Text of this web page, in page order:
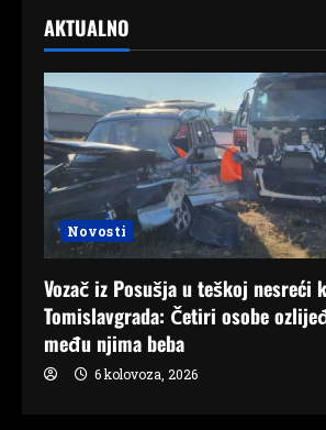
AKTUALNO
Novosti
Vozač iz Posušja u teškoj nesreći
Tomislavgrada: Četiri osobe
među njima beba
6 kolovoza, 2026